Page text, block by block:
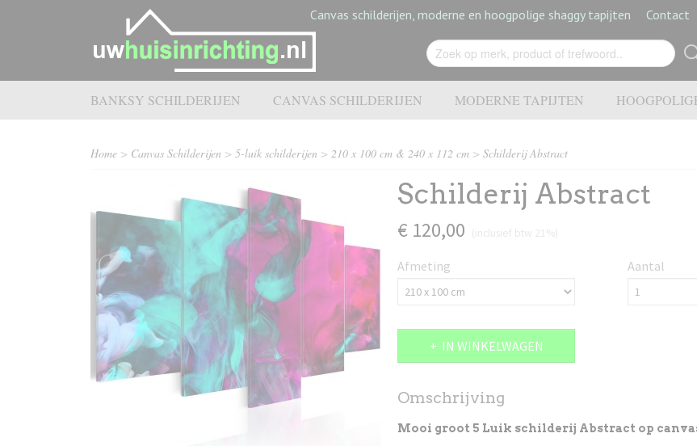
Canvas schilderijen, moderne en hoogpolige shaggy tapijten Contact
BANKSY SCHILDERIJEN CANVAS SCHILDERIJEN MODERNE TAPIJTEN
Home > Canvas Schilderijen > 5-luik schilderijen > 210 x 100 cm & 240 x 112 cm > Schilderij Abstract
Schilderij Abstract
€ 120,00
Afmeting Aantal
IN WINKELWAGEN
Omschrijving
Mooi groot 5 Luik schilderij Abstract op